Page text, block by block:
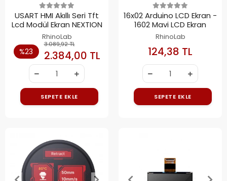
USART HMI Akıllı Seri Tft
Lcd Modül Ekran NEXTION
RhinoLab
%23
3.089,92 TL
2.384,00 TL
SEPETE EKLE
16x02 Arduino LCD Ekran -
1602 Mavi LCD Ekran
RhinoLab
124,38 TL
SEPETE EKLE